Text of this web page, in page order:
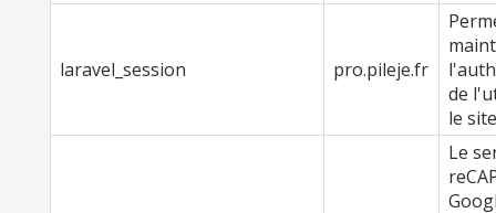
laravel_session pro.pileje.fr
de
le
Le